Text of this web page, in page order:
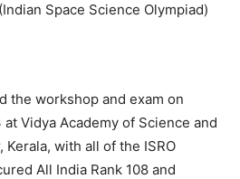
Space Science Olympiad)
the workshop and exam on
Vidya Academy of Science and
with all of the ISRO
All India Rank 108 and